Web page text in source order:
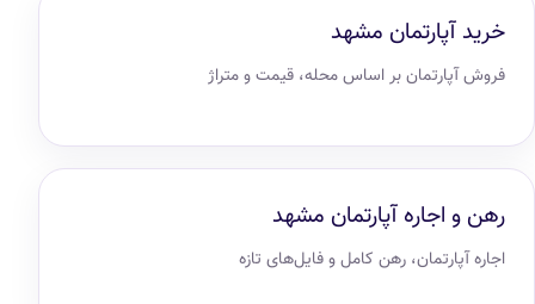
خرید آپارتمان مشهد
فروش آپارتمان بر اساس محله، قیمت و متراژ
رهن و اجاره آپارتمان مشهد
اجاره آپارتمان، رهن کامل و فایل‌های تازه